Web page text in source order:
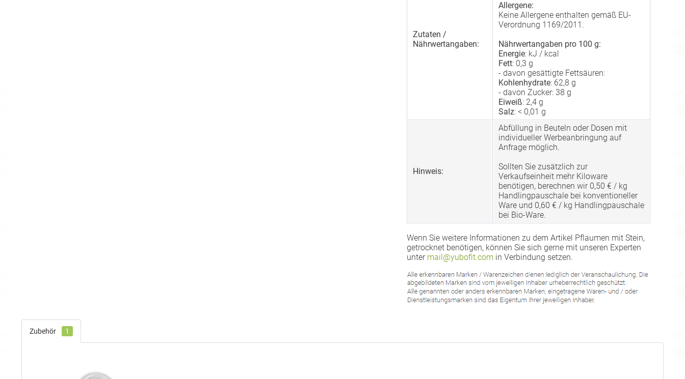
Zutaten /
Nährwertangaben:
Allergene:
Keine Allergene enthalten gemäß EU-
Verordnung 1169/2011.
Nährwertangaben pro 100 g:
Energie: kJ / kcal
Fett: 0,3 g
- davon gesättigte Fettsäuren:
Kohlenhydrate: 62,8 g
- davon Zucker: 38 g
Eiweiß: 2,4 g
Salz: < 0,01 g
Hinweis:
Abfüllung in Beuteln oder Dosen mit
individueller Werbeanbringung auf
Anfrage möglich.
Sollten Sie zusätzlich zur
Verkaufseinheit mehr Kiloware
benötigen, berechnen wir 0,50 € / kg
Handlingpauschale bei konventioneller
Ware und 0,60 € / kg Handlingpauschale
bei Bio-Ware.
Wenn Sie weitere Informationen zu dem Artikel Pflaumen mit Stein,
getrocknet benötigen, können Sie sich gerne mit unseren Experten
unter mail@yubofit.com in Verbindung setzen.
Zubehör 1